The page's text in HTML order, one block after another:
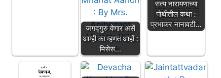
जगद्गुरु येणार असें
आम्ही का म्हणत आहों :
मिसेस…
सत्य नारायणाच्या
पोथीतील कथा :
प्रभाकर नानावटी…